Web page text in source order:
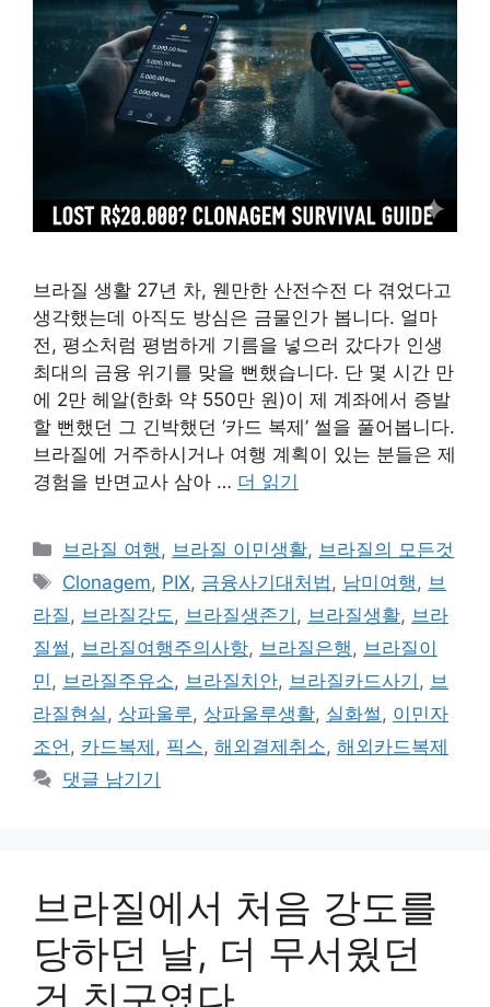
브라질 생활 27년 차, 웬만한 산전수전 다 겪었다고
생각했는데 아직도 방심은 금물인가 봅니다. 얼마
전, 평소처럼 평범하게 기름을 넣으러 갔다가 인생
최대의 금융 위기를 맞을 뻔했습니다. 단 몇 시간 만
에 2만 헤알(한화 약 550만 원)이 제 계좌에서 증발
할 뻔했던 그 긴박했던 ‘카드 복제’ 썰을 풀어봅니다.
브라질에 거주하시거나 여행 계획이 있는 분들은 제
경험을 반면교사 삼아 … 더 읽기
카
테
리
브라질 여행 , 브라질 이민생활, 브라질의 모든것
태
그
Clonagem, PIX, 금융사기대처법 , 남미여행 , 브
라질 , 브라질강도 , 브라질생존기 , 브라질생활, 브라
질썰 , 브라질여행주의사항, 브라질은행 , 브라질이
민 , 브라질주유소, 브라질치안, 브라질카드사기 , 브
라질현실 , 상파울루, 상파울루생활, 실화썰 , 이민자
조언 , 카드복제 , 픽스, 해외결제취소, 해외카드복제
댓글 남기기
브라질에서 처음 강도를
당하던 날, 더 무서웠던
건 친구였다